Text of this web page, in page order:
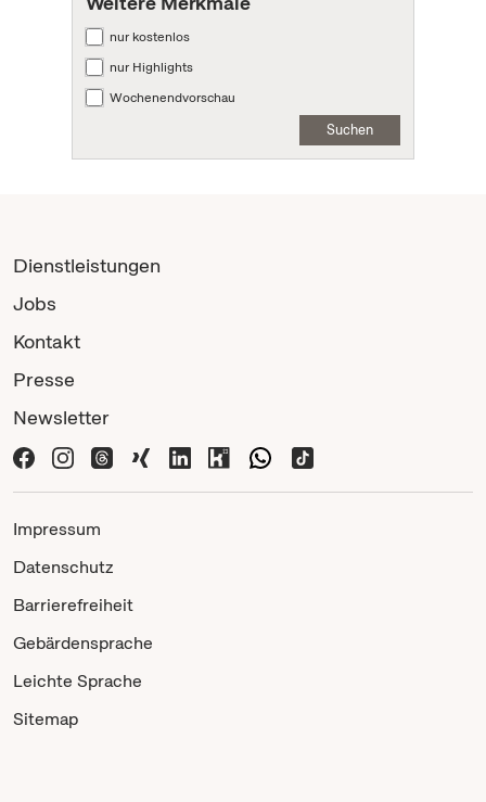
nur kostenlos
nur Highlights
Wochenendvorschau
Suchen
Dienstleistungen
Jobs
Kontakt
Presse
Newsletter
Impressum
Datenschutz
Barrierefreiheit
Gebärdensprache
Leichte Sprache
Sitemap